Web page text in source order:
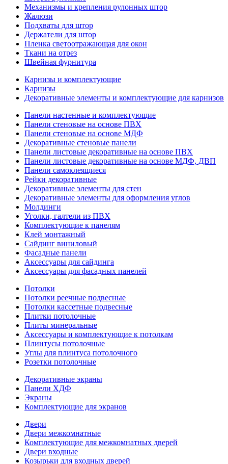
Механизмы и крепления рулонных штор
Жалюзи
Подхваты для штор
Держатели для штор
Пленка светоотражающая для окон
Ткани на отрез
Швейная фурнитура
Карнизы и комплектующие
Карнизы
Декоративные элементы и комплектующие для карнизов
Панели настенные и комплектующие
Панели стеновые на основе ПВХ
Панели стеновые на основе МДФ
Декоративные стеновые панели
Панели листовые декоративные на основе ПВХ
Панели листовые декоративные на основе МДФ, ДВП
Панели самоклеящиеся
Рейки декоративные
Декоративные элементы для стен
Декоративные элементы для оформления углов
Молдинги
Уголки, галтели из ПВХ
Комплектующие к панелям
Клей монтажный
Сайдинг виниловый
Фасадные панели
Аксессуары для сайдинга
Аксессуары для фасадных панелей
Потолки
Потолки реечные подвесные
Потолки кассетные подвесные
Плитки потолочные
Плиты минеральные
Аксессуары и комплектующие к потолкам
Плинтусы потолочные
Углы для плинтуса потолочного
Розетки потолочные
Декоративные экраны
Панели ХДФ
Экраны
Комплектующие для экранов
Двери
Двери межкомнатные
Комплектующие для межкомнатных дверей
Двери входные
Козырьки для входных дверей